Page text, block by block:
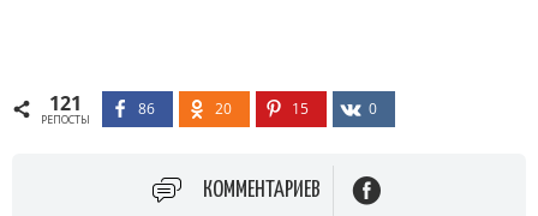
121
РЕПОСТЫ
86 20 15 0
КОММЕНТАРИЕВ